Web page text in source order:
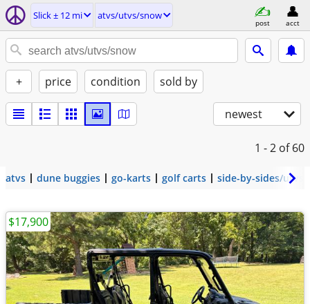
Slick ± 12 mi atvs/utvs/snow
post acct
+ price condition sold by
newest
1 - 2 of 60
atvs dune buggies go-karts golf carts side-by-sides/utvs
$17,900